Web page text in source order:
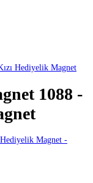
Hediyelik Magnet
1088 -